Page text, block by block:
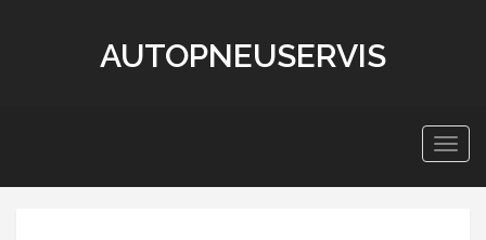
AUTOPNEUSERVIS